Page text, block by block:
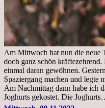
Am Mittwoch hat nun die neue
doch ganz schön
einmal daran gewöhnen.
Spaziergang machen und legte
Am Nachmittag dann habe ich
Joghurts gekostet. Die